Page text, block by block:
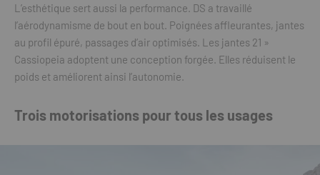
L’esthétique sert aussi la performance. DS a travaillé
l’aérodynamisme de bout en bout. Poignées affleurantes, jantes
au profil épuré, passages d’air optimisés. Les jantes 21 »
Cassiopeia adoptent une conception forgée. Elles réduisent le
poids et améliorent ainsi l’autonomie.
Trois motorisations pour tous les usages